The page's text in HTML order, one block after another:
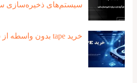
سیستم‌های ذخیره‌سازی
خرید tape بدون واسطه از شرکت رسام